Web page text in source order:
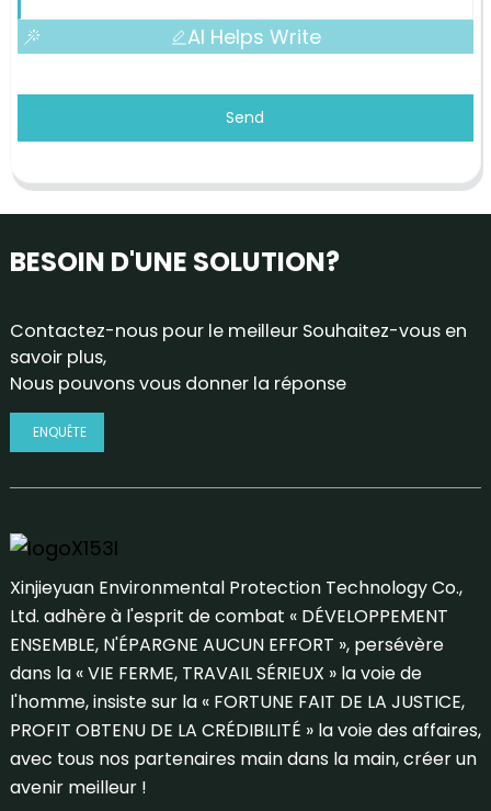
AI Helps Write
Send
BESOIN D'UNE SOLUTION?
Contactez-nous pour le meilleur Souhaitez-vous en
savoir plus,
Nous pouvons vous donner la réponse
ENQUÊTE
Xinjieyuan Environmental Protection Technology Co.,
Ltd. adhère à l'esprit de combat « DÉVELOPPEMENT
ENSEMBLE, N'ÉPARGNE AUCUN EFFORT », persévère
dans la « VIE FERME, TRAVAIL SÉRIEUX » la voie de
l'homme, insiste sur la « FORTUNE FAIT DE LA JUSTICE,
PROFIT OBTENU DE LA CRÉDIBILITÉ » la voie des affaires,
avec tous nos partenaires main dans la main, créer un
avenir meilleur !